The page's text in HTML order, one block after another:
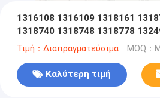
1316108 1316109 1318161
1318740 1318748 1318778
1324922 M13134932
Τιμή：Διαπραγματεύσιμα MOQ：
Καλύτερη τιμή